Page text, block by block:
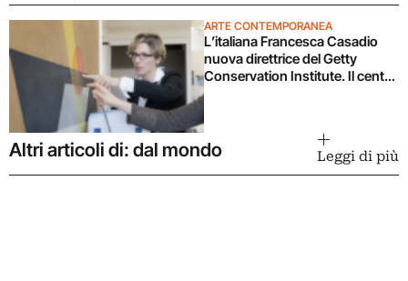
ARTE CONTEMPORANEA
L’italiana Francesca Casadio
nuova direttrice del Getty
Conservation Institute. Il centro
Altri articoli di: dal mondo Leggi di più